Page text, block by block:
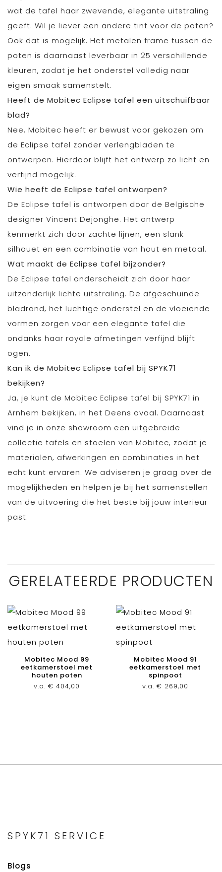
wat de tafel haar zwevende, elegante uitstraling
geeft. Wil je liever een andere tint voor de poten?
Ook dat is mogelijk. Het metalen frame tussen de
poten is daarnaast leverbaar in 25 verschillende
kleuren, zodat je het onderstel volledig naar
eigen smaak samenstelt.
Heeft de Mobitec Eclipse tafel een uitschuifbaar
blad?
Nee, Mobitec heeft er bewust voor gekozen om
de Eclipse tafel zonder verlengbladen te
ontwerpen. Hierdoor blijft het ontwerp zo licht en
verfijnd mogelijk.
Wie heeft de Eclipse tafel ontworpen?
De Eclipse tafel is ontworpen door de Belgische
designer Vincent Dejonghe. Het ontwerp
kenmerkt zich door zachte lijnen, een slank
silhouet en een combinatie van hout en metaal.
Wat maakt de Eclipse tafel bijzonder?
De Eclipse tafel onderscheidt zich door haar
uitzonderlijk lichte uitstraling. De afgeschuinde
bladrand, het luchtige onderstel en de vloeiende
vormen zorgen voor een elegante tafel die
ondanks haar royale afmetingen verfijnd blijft
ogen.
Kan ik de Mobitec Eclipse tafel bij SPYK71
bekijken?
Ja, je kunt de Mobitec Eclipse tafel bij SPYK71 in
Arnhem bekijken, in het Deens ovaal. Daarnaast
vind je in onze showroom een uitgebreide
collectie tafels en stoelen van Mobitec, zodat je
materialen, afwerkingen en combinaties in het
echt kunt ervaren. We adviseren je graag over de
mogelijkheden en helpen je bij het samenstellen
van de uitvoering die het beste bij jouw interieur
past.
GERELATEERDE PRODUCTEN
Mobitec Mood 99
eetkamerstoel met
houten poten
v.a. € 404,00
Mobitec Mood 91
eetkamerstoel met
spinpoot
v.a. € 269,00
SPYK71 SERVICE
Blogs